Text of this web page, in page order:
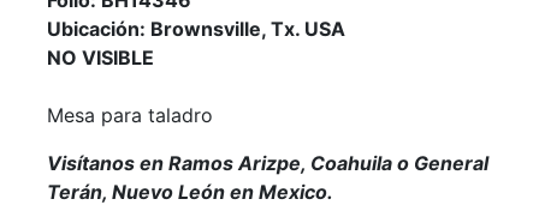
Ubicación: Brownsville, Tx. USA
NO VISIBLE
Mesa para taladro
Visítanos en Ramos Arizpe, Coahuila o General
Terán, Nuevo León en Mexico.